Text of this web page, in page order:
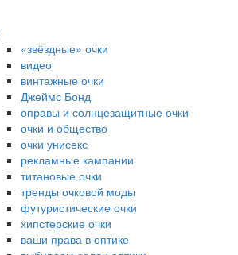
«звёздные» очки
видео
винтажные очки
Джеймс Бонд
оправы и солнцезащитные очки
очки и общество
очки унисекс
рекламные кампании
титановые очки
тренды очковой моды
футуристические очки
хипстерские очки
ваши права в оптике